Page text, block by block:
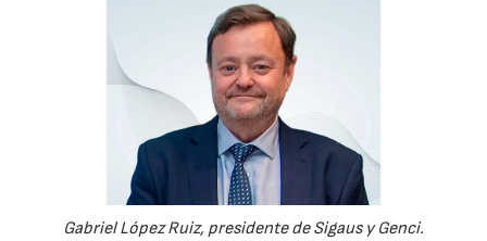
Gabriel López Ruiz, presidente de Sigaus y Genci.